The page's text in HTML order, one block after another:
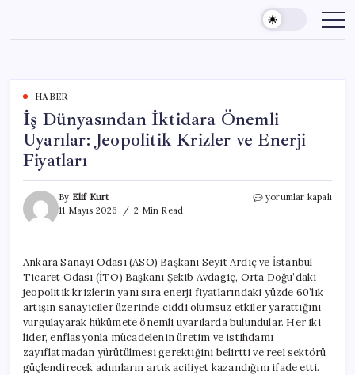
content
HABER
İş Dünyasından İktidara Önemli
Uyarılar: Jeopolitik Krizler ve Enerji
Fiyatları
By Elif Kurt
11 Mayıs 2026
2 Min Read
İş
Jeopolitik
Krizler
ve
Enerji
Fiyatları
yorumlar kapalı
Ankara Sanayi Odası (ASO) Başkanı Seyit Ardıç ve İstanbul
Ticaret Odası (İTO) Başkanı Şekib Avdagiç, Orta Doğu’daki
jeopolitik krizlerin yanı sıra enerji fiyatlarındaki yüzde 60’lık
artışın sanayiciler üzerinde ciddi olumsuz etkiler yarattığını
vurgulayarak hükümete önemli uyarılarda bulundular. Her iki
lider, enflasyonla mücadelenin üretim ve istihdamı
zayıflatmadan yürütülmesi gerektiğini belirtti ve reel sektörü
güçlendirecek adımların artık aciliyet kazandığını ifade etti.